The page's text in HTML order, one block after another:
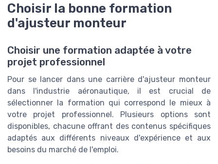
Choisir la bonne formation
d'ajusteur monteur
Choisir une formation adaptée à votre
projet professionnel
Pour se lancer dans une carrière d'ajusteur monteur
dans l'industrie aéronautique, il est crucial de
sélectionner la formation qui correspond le mieux à
votre projet professionnel. Plusieurs options sont
disponibles, chacune offrant des contenus spécifiques
adaptés aux différents niveaux d'expérience et aux
besoins du marché de l'emploi.